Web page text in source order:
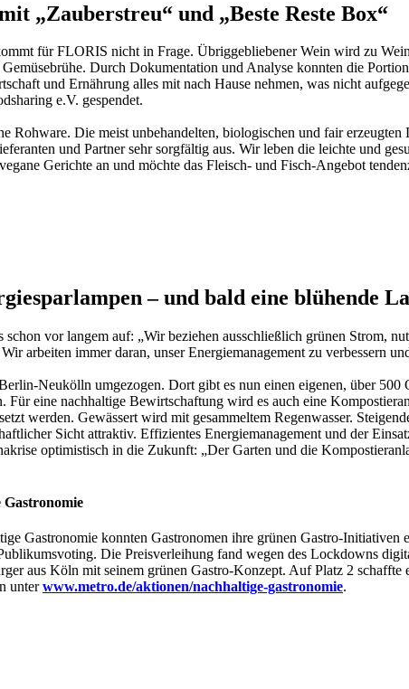
„Zauberstreu“ und „Beste Reste Box“
für FLORIS nicht in Frage. Übriggebliebener Wein wird zu
Durch Dokumentation und Analyse konnten die
und Ernährung alles mit nach Hause nehmen, was nicht
e.V. gespendet.
Rohware. Die meist unbehandelten, biologischen und fair
und Partner sehr sorgfältig aus. Wir leben die leichte und
Gerichte an und möchte das Fleisch- und Fisch-Angebot
– und bald eine blühende
vor langem auf: „Wir beziehen ausschließlich grünen Strom,
arbeiten immer daran, unser Energiemanagement zu verbessern
Neukölln umgezogen. Dort gibt es nun einen eigenen, über
Für eine nachhaltige Bewirtschaftung wird es auch eine
werden. Gewässert wird mit gesammeltem Regenwasser.
Sicht attraktiv. Effizientes Energiemanagement und der
optimistisch in die Zukunft: „Der Garten und die
Gastronomie konnten Gastronomen ihre grünen Gastro-
Die Preisverleihung fand wegen des Lockdowns
aus Köln mit seinem grünen Gastro-Konzept. Auf Platz 2
unterwww.metro.de/aktionen/nachhaltige-gastronomie.